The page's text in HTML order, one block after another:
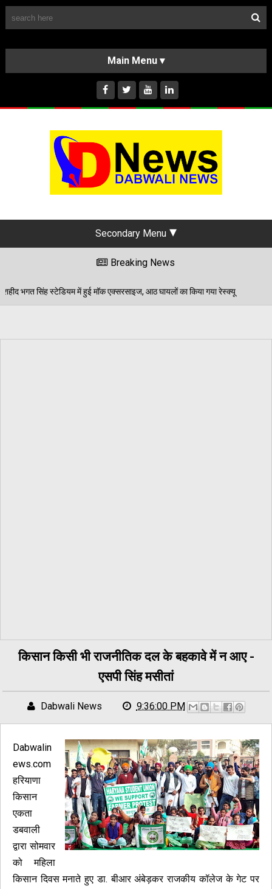
HOME
ABOUT US
INSTAGRAM
Secondary Menu
Breaking News
एक्सरसाइज, आठ घायलों का किया गया रेस्क्यू 06/08/2026
किसान किसी भी राजनीतिक दल के बहकावे में न आए -
एसपी सिंह मसीतां
Dabwali News 9:36:00 PM
Dabwalin
ews.com
हरियाणा
किसान
एकता
डबवाली
द्वारा सोमवार
को महिला
किसान दिवस मनाते हुए डा. बीआर अंबेड़कर राजकीय कॉलेज के गेट पर